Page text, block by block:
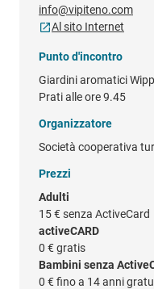
info@vipiteno.com
Al sito Internet
Punto d'incontro
Giardini aromatici
Prati alle ore 9.45
Organizzatore
Società cooperativa
Prezzi
Adulti
15 € senza ActiveCard
activeCARD
0 € gratis
Bambini senza
0 € fino a 14 anni